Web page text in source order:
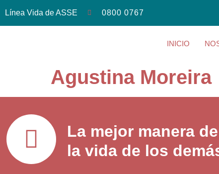
Línea Vida de ASSE 0800 0767
INICIO
Agustina Moreira
La mejor manera
la vida de los